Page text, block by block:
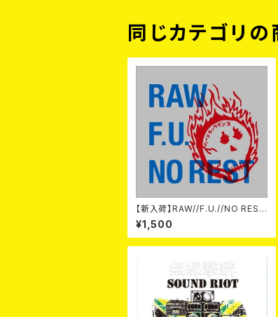
同じカテゴリの
【新入荷】RAW//F.U.//NO REST
/ 3way split EP ハード ラック
ダンス (CD)
¥1,500